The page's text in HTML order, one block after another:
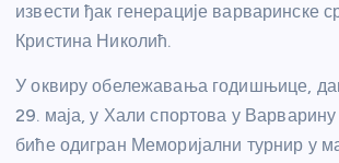
извести ђак генерације варваринске
Кристина Николић.
У оквиру обележавања годишњице,
29. маја, у Хали спортова у
биће одигран Меморијални турнир у